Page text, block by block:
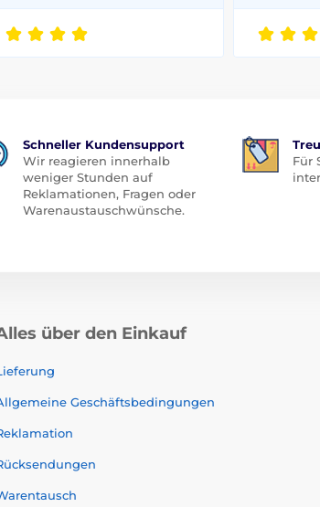
Schneller Kundensupport
Wir reagieren innerhalb
weniger Stunden auf
Reklamationen, Fragen oder
Warenaustauschwünsche.
Für
über den Einkauf
Geschäftsbedingungen